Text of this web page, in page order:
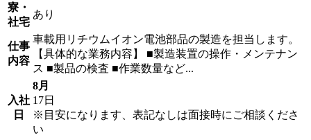
寮・
社宅
あり
仕事
内容
車載用リチウムイオン電池部品の製造を担当します。
【具体的な業務内容】 ■製造装置の操作・メンテナン
ス ■製品の検査 ■作業数量など...
入社
日
8月
17日
※目安になります、表記なしは面接時にご相談くださ
い